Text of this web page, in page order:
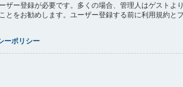
ザー登録が必要です。多くの場合、管理人はゲスト
とをお勧めします。ユーザー登録する前に利用規約
ーポリシー